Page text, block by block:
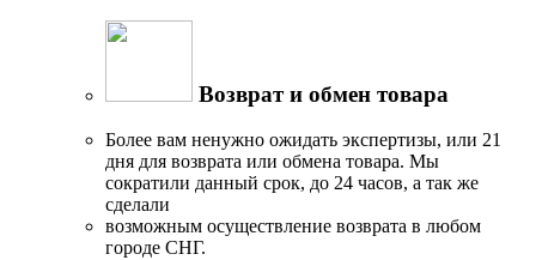
Возврат и обмен товара
Более вам ненужно ожидать экспертизы, или 21
дня для возврата или обмена товара. Мы
сократили данный срок, до 24 часов, а так же
сделали
возможным осуществление возврата в любом
городе СНГ.